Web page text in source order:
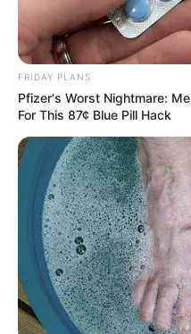
FRIDAY PLANS
Pfizer's Worst Nightmare:
For This 87¢ Blue Pill Hack